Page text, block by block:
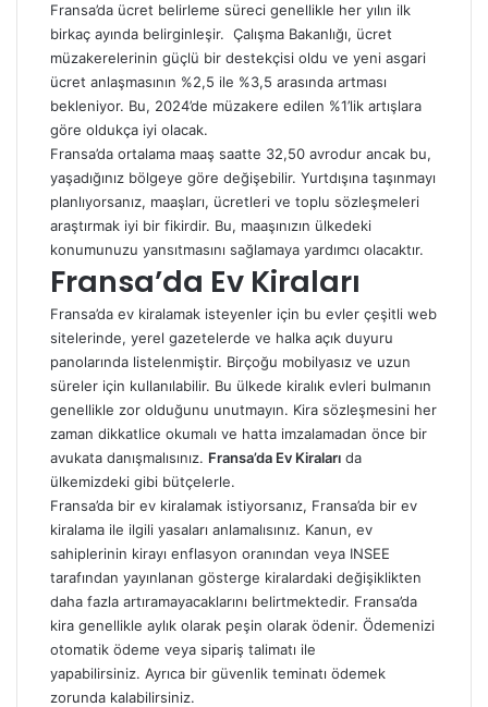
Fransa’da ücret belirleme süreci genellikle her yılın ilk
birkaç ayında belirginleşir. Çalışma Bakanlığı, ücret
müzakerelerinin güçlü bir destekçisi oldu ve yeni asgari
ücret anlaşmasının %2,5 ile %3,5 arasında artması
bekleniyor. Bu, 2024’de müzakere edilen %1’lik artışlara
göre oldukça iyi olacak.
Fransa’da ortalama maaş saatte 32,50 avrodur ancak bu,
yaşadığınız bölgeye göre değişebilir. Yurtdışına taşınmayı
planlıyorsanız, maaşları, ücretleri ve toplu sözleşmeleri
araştırmak iyi bir fikirdir. Bu, maaşınızın ülkedeki
konumunuzu yansıtmasını sağlamaya yardımcı olacaktır.
Fransa’da Ev Kiraları
Fransa’da ev kiralamak isteyenler için bu evler çeşitli web
sitelerinde, yerel gazetelerde ve halka açık duyuru
panolarında listelenmiştir. Birçoğu mobilyasız ve uzun
süreler için kullanılabilir. Bu ülkede kiralık evleri bulmanın
genellikle zor olduğunu unutmayın. Kira sözleşmesini her
zaman dikkatlice okumalı ve hatta imzalamadan önce bir
avukata danışmalısınız. Fransa’da Ev Kiraları da
ülkemizdeki gibi bütçelerle.
Fransa’da bir ev kiralamak istiyorsanız, Fransa’da bir ev
kiralama ile ilgili yasaları anlamalısınız. Kanun, ev
sahiplerinin kirayı enflasyon oranından veya INSEE
tarafından yayınlanan gösterge kiralardaki değişiklikten
daha fazla artıramayacaklarını belirtmektedir. Fransa’da
kira genellikle aylık olarak peşin olarak ödenir. Ödemenizi
otomatik ödeme veya sipariş talimatı ile
yapabilirsiniz. Ayrıca bir güvenlik teminatı ödemek
zorunda kalabilirsiniz.